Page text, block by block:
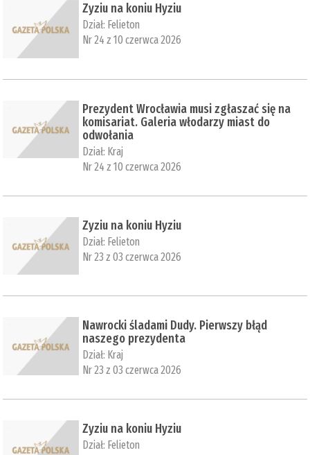
Zyziu na koniu Hyziu
Dział: Felieton
Nr 24 z 10 czerwca 2026
Prezydent Wrocławia musi zgłaszać się na
komisariat. Galeria włodarzy miast do
odwołania
Dział: Kraj
Nr 24 z 10 czerwca 2026
Zyziu na koniu Hyziu
Dział: Felieton
Nr 23 z 03 czerwca 2026
Nawrocki śladami Dudy. Pierwszy błąd
naszego prezydenta
Dział: Kraj
Nr 23 z 03 czerwca 2026
Zyziu na koniu Hyziu
Dział: Felieton